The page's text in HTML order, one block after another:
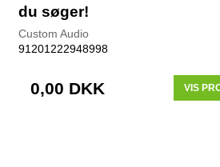
du søger!
Custom Audio
91201222948998
0,00 DKK VIS